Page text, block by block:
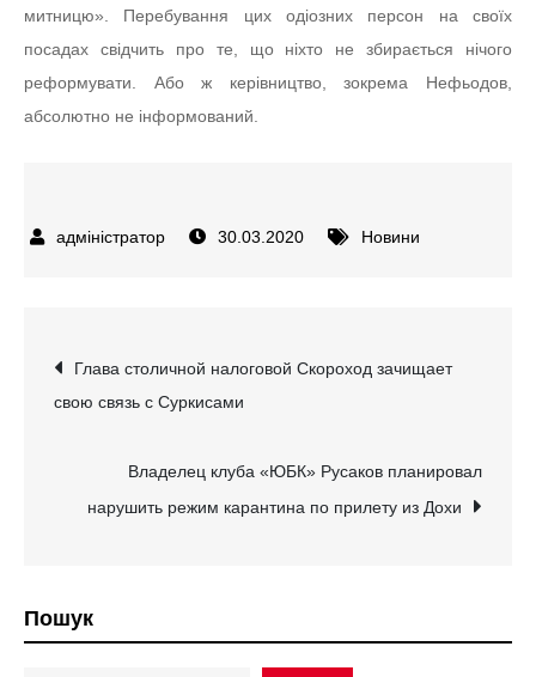
митницю». Перебування цих одіозних персон на своїх
посадах свідчить про те, що ніхто не збирається нічого
реформувати. Або ж керівництво, зокрема Нефьодов,
абсолютно не інформований.
30.03.2020 Новини
Навігація
записів
Глава столичной налоговой Скороход зачищает
свою связь с Суркисами
Владелец клуба «ЮБК» Русаков планировал
нарушить режим карантина по прилету из Дохи
Пошук